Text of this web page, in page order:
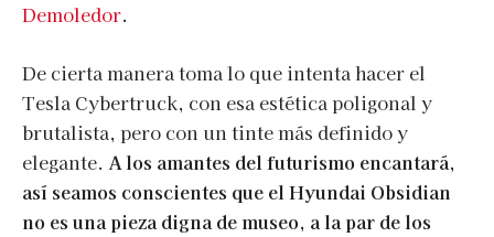
Demoledor.
De cierta manera toma lo que intenta hacer el
Tesla Cybertruck, con esa estética poligonal y
brutalista, pero con un tinte más definido y
elegante. A los amantes del futurismo encantará,
así seamos conscientes que el Hyundai Obsidian
no es una pieza digna de museo, a la par de los